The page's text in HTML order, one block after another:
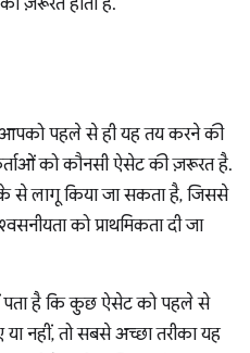
ज़रूरत होती है.
आपको पहले से ही यह तय करने की
को कौनसी ऐसेट की ज़रूरत है.
से लागू किया जा सकता है, जिससे
को प्राथमिकता दी जा
पता है कि कुछ ऐसेट को पहले से
या नहीं, तो सबसे अच्छा तरीका यह